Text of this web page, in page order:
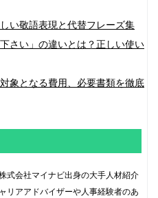
い敬語表現と代替フレーズ集
さい」の違いとは？正しい使い
象となる費用、必要書類を徹底
式会社マイナビ出身の大手人材紹介
リアアドバイザーや人事経験者のあ